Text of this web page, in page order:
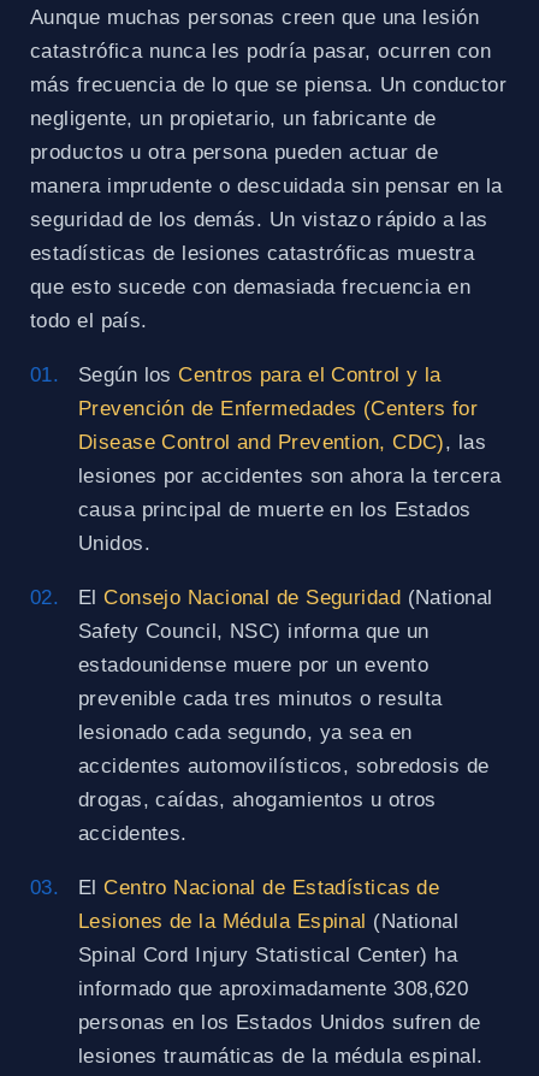
Aunque muchas personas creen que una lesión
catastrófica nunca les podría pasar, ocurren con
más frecuencia de lo que se piensa. Un conductor
negligente, un propietario, un fabricante de
productos u otra persona pueden actuar de
manera imprudente o descuidada sin pensar en la
seguridad de los demás. Un vistazo rápido a las
estadísticas de lesiones catastróficas muestra
que esto sucede con demasiada frecuencia en
todo el país.
Según losCentros para el Control y la
Prevención de Enfermedades (Centers for
Disease Control and Prevention, CDC), las
lesiones por accidentes son ahora la tercera
causa principal de muerte en los Estados
Unidos.
ElConsejo Nacional de Seguridad (National
Safety Council, NSC) informa que un
estadounidense muere por un evento
prevenible cada tres minutos o resulta
lesionado cada segundo, ya sea en
accidentes automovilísticos, sobredosis de
drogas, caídas, ahogamientos u otros
accidentes.
ElCentro Nacional de Estadísticas de
Lesiones de la Médula Espinal (National
Spinal Cord Injury Statistical Center) ha
informado que aproximadamente 308,620
personas en los Estados Unidos sufren de
lesiones traumáticas de la médula espinal.